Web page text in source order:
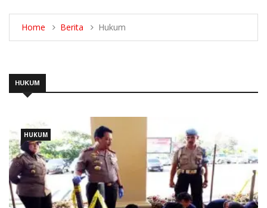
Home Berita Hukum
HUKUM
HUKUM